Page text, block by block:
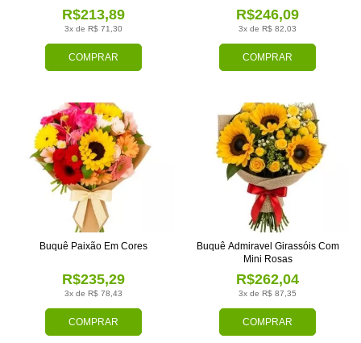
COMPRAR
3x de R$ 71,30
R$213,89
COMPRAR
3x de R$ 82,03
R$246,09
COMPRAR
3x de R$ 78,43
R$235,29
Buquê Paixão Em Cores
COMPRAR
3x de R$ 87,35
R$262,04
Buquê Admiravel Girassóis Com
Mini Rosas